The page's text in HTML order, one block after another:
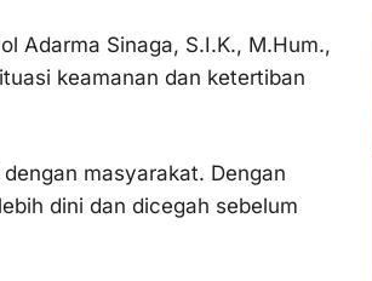
Adarma Sinaga, S.I.K., M.Hum.,
keamanan dan ketertiban
masyarakat. Dengan
dini dan dicegah sebelum